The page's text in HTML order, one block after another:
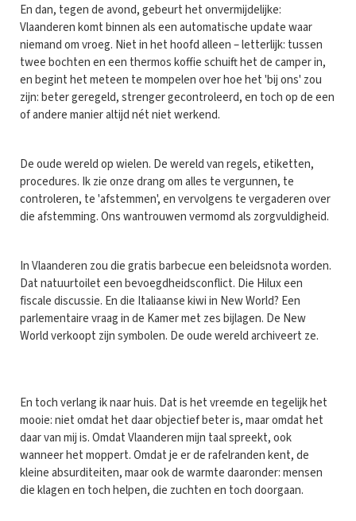
En dan, tegen de avond, gebeurt het onvermijdelijke:
Vlaanderen komt binnen als een automatische update waar
niemand om vroeg. Niet in het hoofd alleen – letterlijk: tussen
twee bochten en een thermos koffie schuift het de camper in,
en begint het meteen te mompelen over hoe het 'bij ons' zou
zijn: beter geregeld, strenger gecontroleerd, en toch op de een
of andere manier altijd nét niet werkend.
De oude wereld op wielen. De wereld van regels, etiketten,
procedures. Ik zie onze drang om alles te vergunnen, te
controleren, te 'afstemmen', en vervolgens te vergaderen over
die afstemming. Ons wantrouwen vermomd als zorgvuldigheid.
In Vlaanderen zou die gratis barbecue een beleidsnota worden.
Dat natuurtoilet een bevoegdheidsconflict. Die Hilux een
fiscale discussie. En die Italiaanse kiwi in New World? Een
parlementaire vraag in de Kamer met zes bijlagen. De New
World verkoopt zijn symbolen. De oude wereld archiveert ze.
En toch verlang ik naar huis. Dat is het vreemde en tegelijk het
mooie: niet omdat het daar objectief beter is, maar omdat het
daar van mij is. Omdat Vlaanderen mijn taal spreekt, ook
wanneer het moppert. Omdat je er de rafelranden kent, de
kleine absurditeiten, maar ook de warmte daaronder: mensen
die klagen en toch helpen, die zuchten en toch doorgaan.